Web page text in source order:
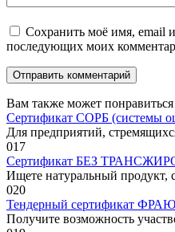
Сохранить моё имя, email и
последующих моих
Вам также может понравиться
Сертификат СОРБ (системы
Для предприятий,
017
Сертификат БЕЗ
Ищете натуральный продукт,
020
Тендерный сертификат
Получите возможность